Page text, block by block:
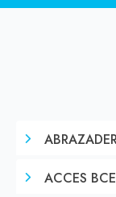
ACCES